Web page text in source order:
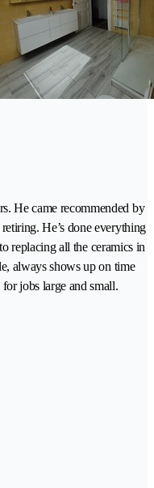
He came recommended by
He’s done everything
replacing all the ceramics in
always shows up on time
jobs large and small.